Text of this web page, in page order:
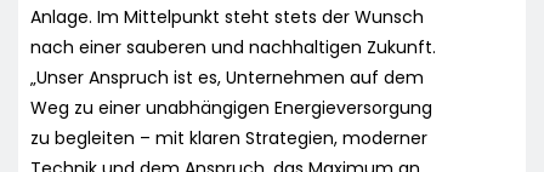
Anlage. Im Mittelpunkt steht stets der Wunsch
nach einer sauberen und nachhaltigen Zukunft.
„Unser Anspruch ist es, Unternehmen auf dem
Weg zu einer unabhängigen Energieversorgung
zu begleiten – mit klaren Strategien, moderner